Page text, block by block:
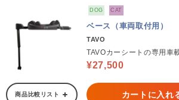
DOG CAT
ベース（車両取付用）
TAVO
TAVOカーシートの専用車
¥27,500
商品比較リスト カートに入れ